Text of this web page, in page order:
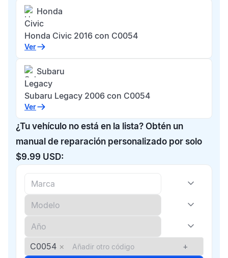
Honda
Civic
Honda Civic 2016 con C0054
Ver
Subaru
Legacy
Subaru Legacy 2006 con C0054
Ver
¿Tu vehículo no está en la lista? Obtén un
manual de reparación personalizado por solo
$9.99 USD:
C0054 × +